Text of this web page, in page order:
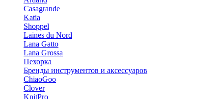
Casagrande
Katia
Shoppel
Laines du Nord
Lana Gatto
Lana Grossa
Пехорка
Бренды инструментов и аксессуаров
ChiaoGoo
Clover
KnitPro